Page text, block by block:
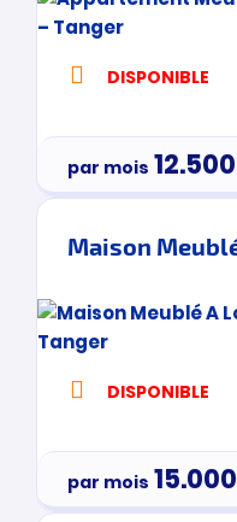
DISPONIBLE
par mois 12.500
DISPONIBLE
par mois 15.000